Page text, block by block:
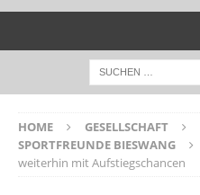
HOME GESELLSCHAFT
SPORTFREUNDE BIESWANG
weiterhin mit Aufstiegschancen